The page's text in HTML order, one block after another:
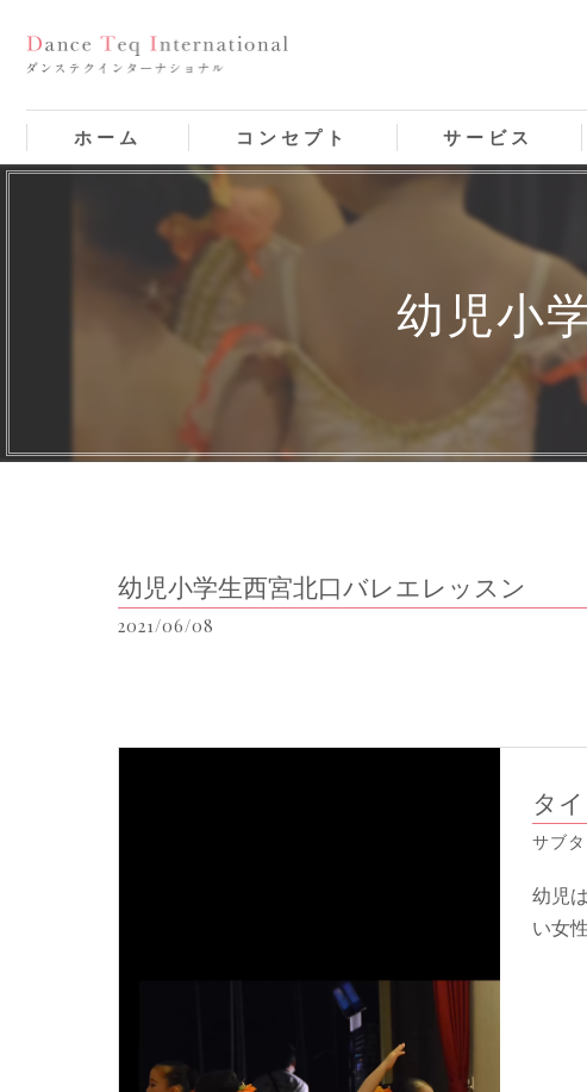
ホーム コンセプト サービス
幼児小
幼児小学生西宮北口バレエレッスン
2021/06/08
タ
サブ
幼児
い女